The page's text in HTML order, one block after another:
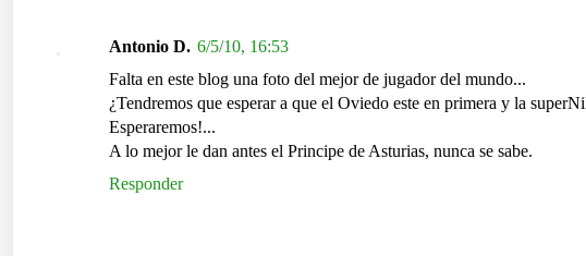
Antonio D. 6/5/10, 16:53
Falta en este blog una foto del mejor de jugador del mundo...
¿Tendremos que esperar a que el Oviedo este en primera y la
Esperaremos!...
A lo mejor le dan antes el Principe de Asturias, nunca se sabe.
Responder